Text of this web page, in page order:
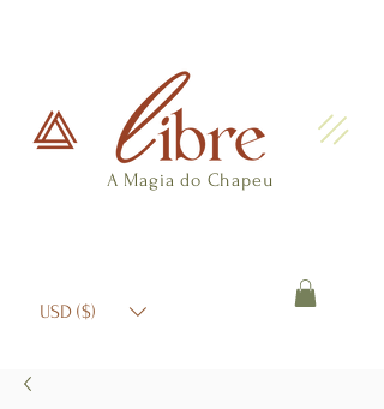
A Magia do Chapeu
USD ($)